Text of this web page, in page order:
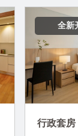
全新
行政套房